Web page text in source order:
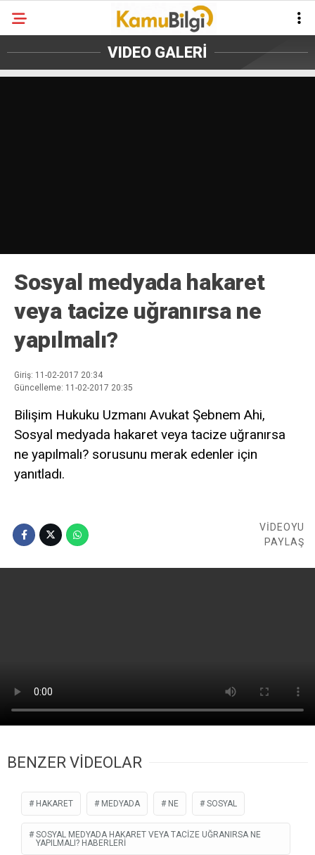
VIDEO GALERİ
Sosyal medyada hakaret
veya tacize uğranırsa ne
yapılmalı?
Giriş: 11-02-2017 20:34
Güncelleme: 11-02-2017 20:35
Bilişim Hukuku Uzmanı Avukat Şebnem Ahi,
Sosyal medyada hakaret veya tacize uğranırsa
ne yapılmalı? sorusunu merak edenler için
yanıtladı.
VİDEOYU
PAYLAŞ
BENZER VİDEOLAR
HAKARET MEDYADA NE SOSYAL
SOSYAL MEDYADA HAKARET VEYA TACIZE UĞRANIRSA NE
YAPILMALI? HABERLERI